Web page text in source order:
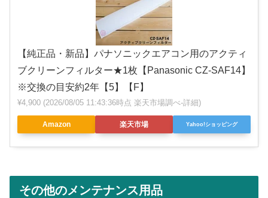
【純正品・新品】パナソニックエアコン用のアクティ
ブクリーンフィルター★1枚【Panasonic CZ-SAF14】
※交換の目安約2年【5】【F】
¥4,900 (2026/08/05 11:43:36時点 楽天市場調べ-詳細)
Amazon 楽天市場 Yahoo!ショッピング
その他のメンテナンス用品